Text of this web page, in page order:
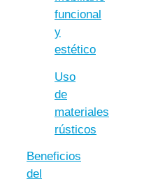
funcional
y
estético
Uso
de
materiales
rústicos
Beneficios
del